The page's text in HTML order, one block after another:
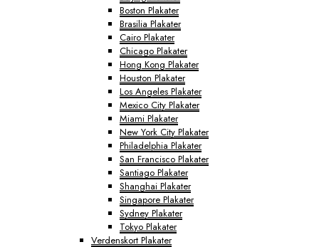
Boston Plakater
Brasilia Plakater
Cairo Plakater
Chicago Plakater
Hong Kong Plakater
Houston Plakater
Los Angeles Plakater
Mexico City Plakater
Miami Plakater
New York City Plakater
Philadelphia Plakater
San Francisco Plakater
Santiago Plakater
Shanghai Plakater
Singapore Plakater
Sydney Plakater
Tokyo Plakater
Verdenskort Plakater